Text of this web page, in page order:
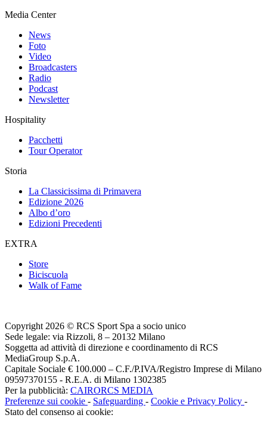
Media Center
News
Foto
Video
Broadcasters
Radio
Podcast
Newsletter
Hospitality
Pacchetti
Tour Operator
Storia
La Classicissima di Primavera
Edizione 2026
Albo d’oro
Edizioni Precedenti
EXTRA
Store
Biciscuola
Walk of Fame
Copyright 2026 © RCS Sport Spa a socio unico
Sede legale: via Rizzoli, 8 – 20132 Milano
Soggetta ad attività di direzione e coordinamento di RCS
MediaGroup S.p.A.
Capitale Sociale € 100.000 – C.F./P.IVA/Registro Imprese di Milano
09597370155 - R.E.A. di Milano 1302385
Per la pubblicità: CAIRORCS MEDIA
Preferenze sui cookie - Safeguarding - Cookie e Privacy Policy -
Stato del consenso ai cookie: